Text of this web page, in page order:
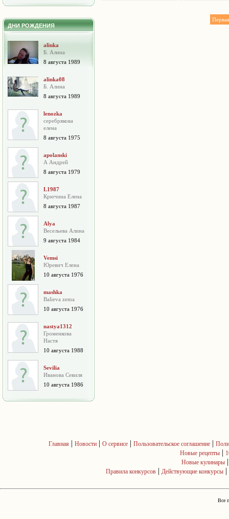
ДНИ РОЖДЕНИЯ
alinka
Б. Алина
8 августа 1989
alinka08
Б. Алина
8 августа 1989
lenozka
серебрякова
елена
8 августа 1975
apolanski
А Андрей
8 августа 1979
L1987
Крючина Елена
8 августа 1987
Alya
Весельева Алина
9 августа 1984
Vemsi
Юревич Елена
10 августа 1976
mashka
Balieva zema
10 августа 1976
nastya1312
Громенкова
Настя
10 августа 1988
Sevilia
Иванова Севиля
10 августа 1986
Первая
Главная | Новости| О сервисе| Пользовательское соглашение|
Новые рецепты |
Новые кулинары
Правила конкурсов | Действующие конкурсы |
Все